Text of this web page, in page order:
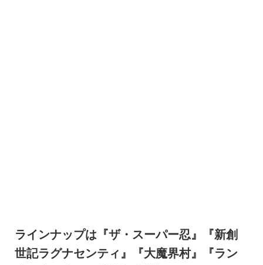
ラインナップは『ザ・スーパー忍』『新創
世記ラグナセンティ』『大魔界村』『ラン